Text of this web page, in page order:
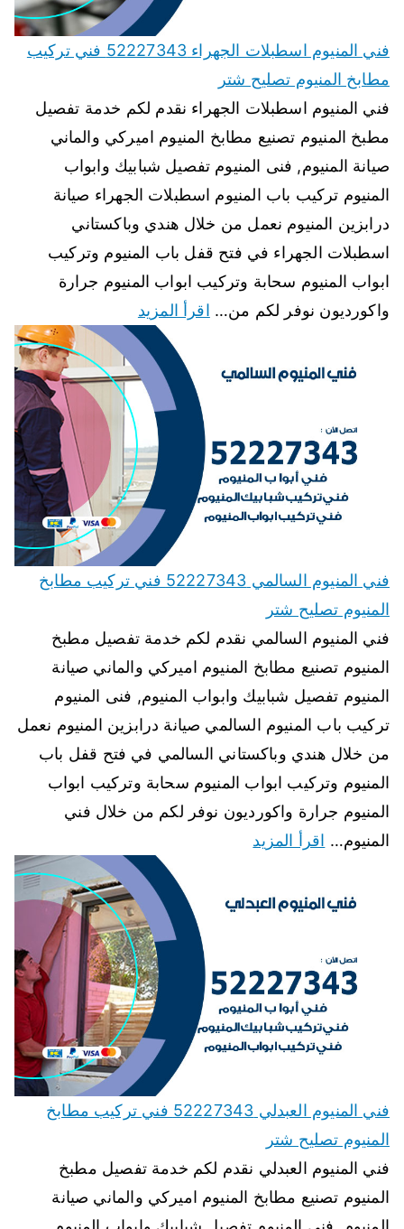
فني المنيوم اسطبلات الجهراء 52227343 فني تركيب
مطابخ المنيوم تصليح شتر
فني المنيوم اسطبلات الجهراء نقدم لكم خدمة تفصيل
مطبخ المنيوم تصنيع مطابخ المنيوم اميركي والماني
صيانة المنيوم, فنى المنيوم تفصيل شبابيك وابواب
المنيوم تركيب باب المنيوم اسطبلات الجهراء صيانة
درابزين المنيوم نعمل من خلال هندي وباكستاني
اسطبلات الجهراء في فتح قفل باب المنيوم وتركيب
ابواب المنيوم سحابة وتركيب ابواب المنيوم جرارة
واكورديون نوفر لكم من… اقرأ المزيد
فني المنيوم السالمي 52227343 فني تركيب مطابخ
المنيوم تصليح شتر
فني المنيوم السالمي نقدم لكم خدمة تفصيل مطبخ
المنيوم تصنيع مطابخ المنيوم اميركي والماني صيانة
المنيوم تفصيل شبابيك وابواب المنيوم, فنى المنيوم
تركيب باب المنيوم السالمي صيانة درابزين المنيوم نعمل
من خلال هندي وباكستاني السالمي في فتح قفل باب
المنيوم وتركيب ابواب المنيوم سحابة وتركيب ابواب
المنيوم جرارة واكورديون نوفر لكم من خلال فني
المنيوم… اقرأ المزيد
فني المنيوم العبدلي 52227343 فني تركيب مطابخ
المنيوم تصليح شتر
فني المنيوم العبدلي نقدم لكم خدمة تفصيل مطبخ
المنيوم تصنيع مطابخ المنيوم اميركي والماني صيانة